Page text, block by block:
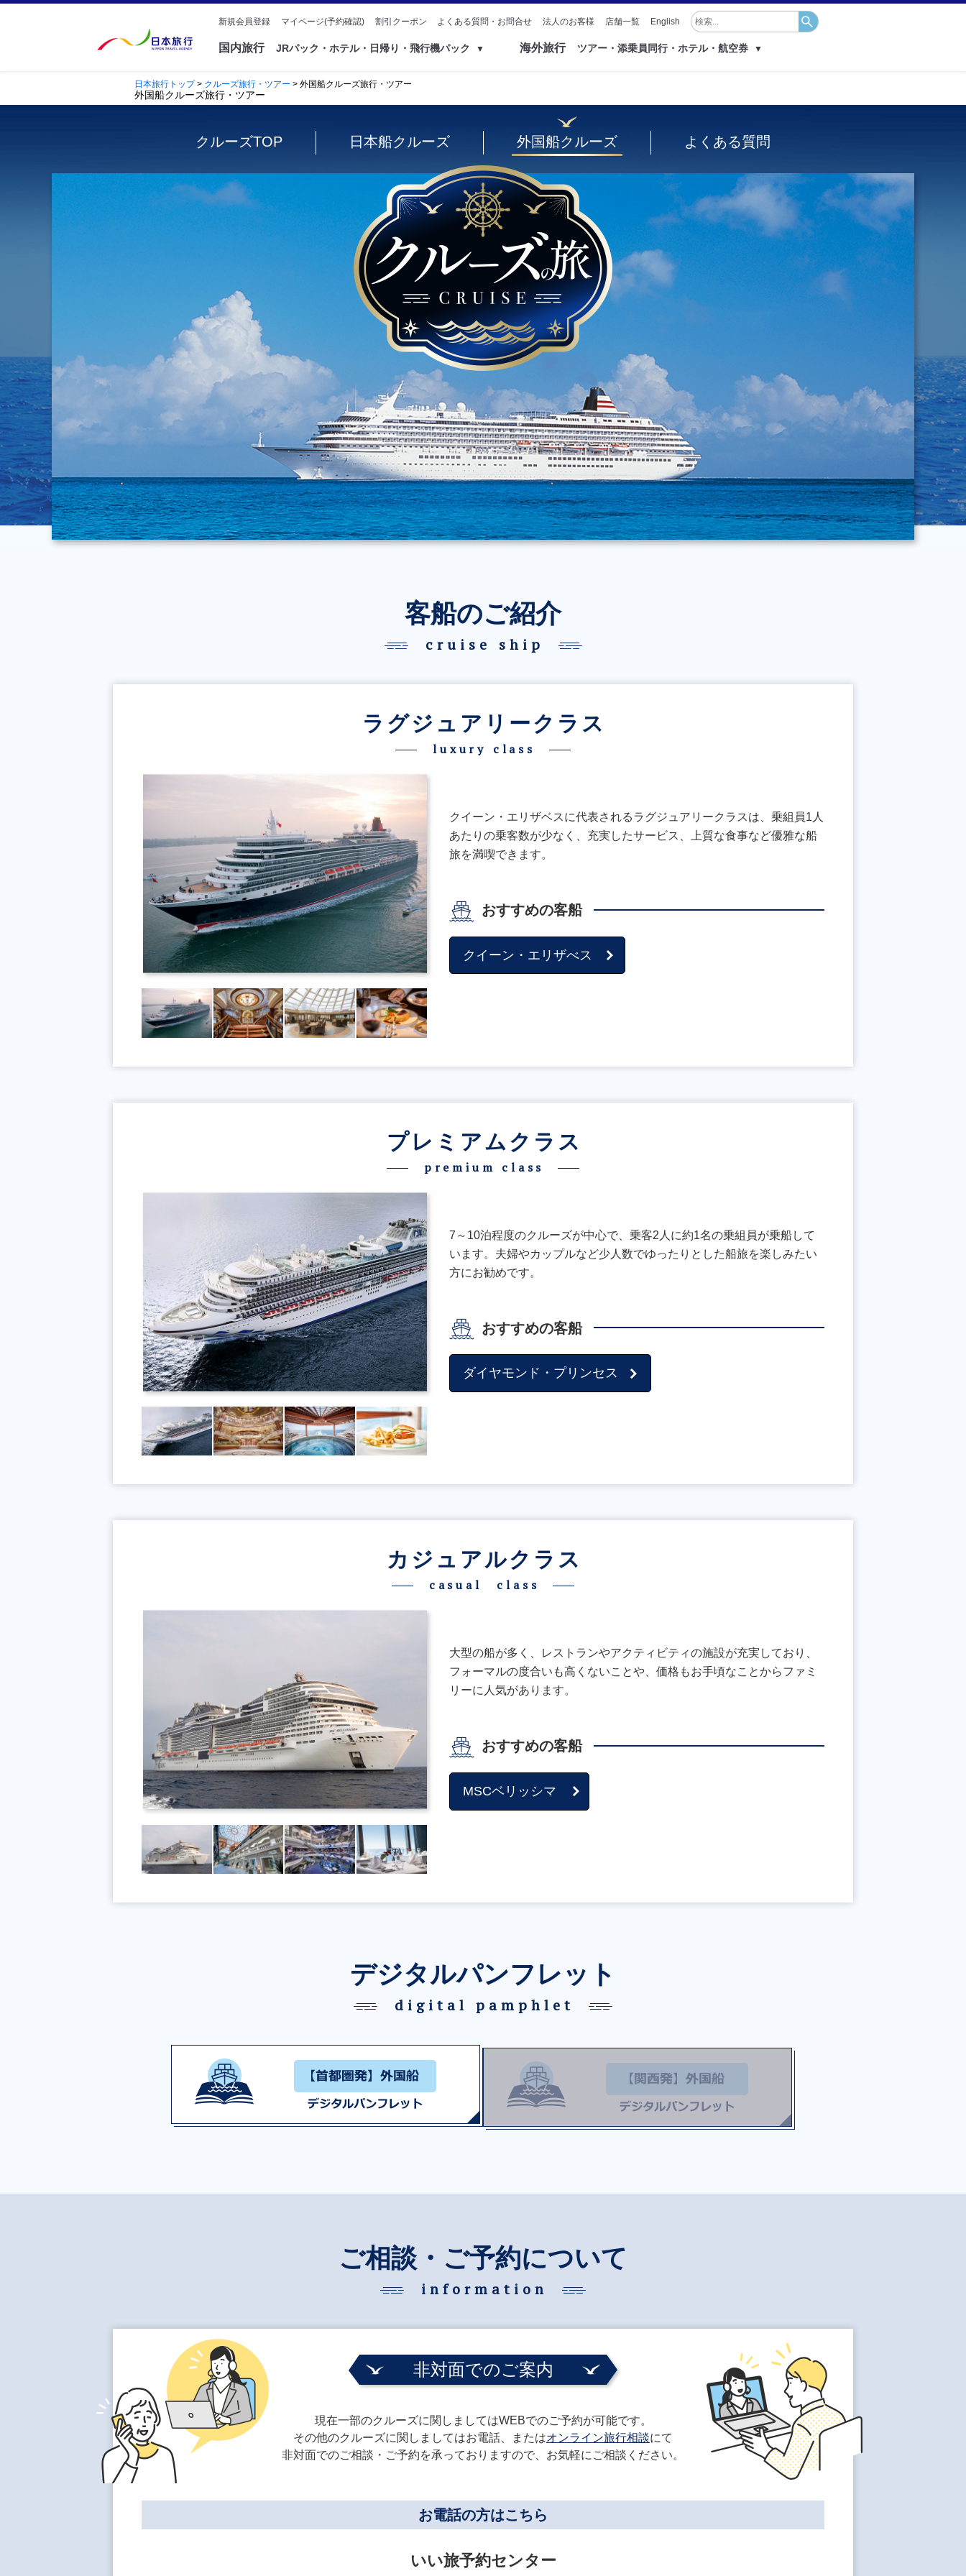
新規会員登録 マイページ(予約確認) 割引クーポン よくある質問・お問合せ 法人のお客様 店舗一覧 English
国内旅行 JRパック・ホテル・日帰り・飛行機パック ▼ 海外旅行 ツアー・添乗員同行・ホテル・航空券 ▼
日本旅行トップ> クルーズ旅行・ツアー > 外国船クルーズ旅行・ツアー
外国船クルーズ旅行・ツアー
クルーズTOP 日本船クルーズ 外国船クルーズ よくある質問
客船のご紹介
cruise ship
ラグジュアリークラス
luxury class
クイーン・エリザベスに代表されるラグジュアリークラスは、乗組員1人
あたりの乗客数が少なく、充実したサービス、上質な食事など優雅な船
旅を満喫できます。
おすすめの客船
クイーン・エリザべス
プレミアムクラス
premium class
7～10泊程度のクルーズが中心で、乗客2人に約1名の乗組員が乗船して
います。夫婦やカップルなど少人数でゆったりとした船旅を楽しみたい
方にお勧めです。
おすすめの客船
ダイヤモンド・プリンセス
カジュアルクラス
casual class
大型の船が多く、レストランやアクティビティの施設が充実しており、
フォーマルの度合いも高くないことや、価格もお手頃なことからファミ
リーに人気があります。
おすすめの客船
MSCベリッシマ
デジタルパンフレット
digital pamphlet
ご相談・ご予約について
information
非対面でのご案内
現在一部のクルーズに関しましてはWEBでのご予約が可能です。
その他のクルーズに関しましてはお電話、またはオンライン旅行相談にて
非対面でのご相談・ご予約を承っておりますので、お気軽にご相談ください。
お電話の方はこちら
いい旅予約センター